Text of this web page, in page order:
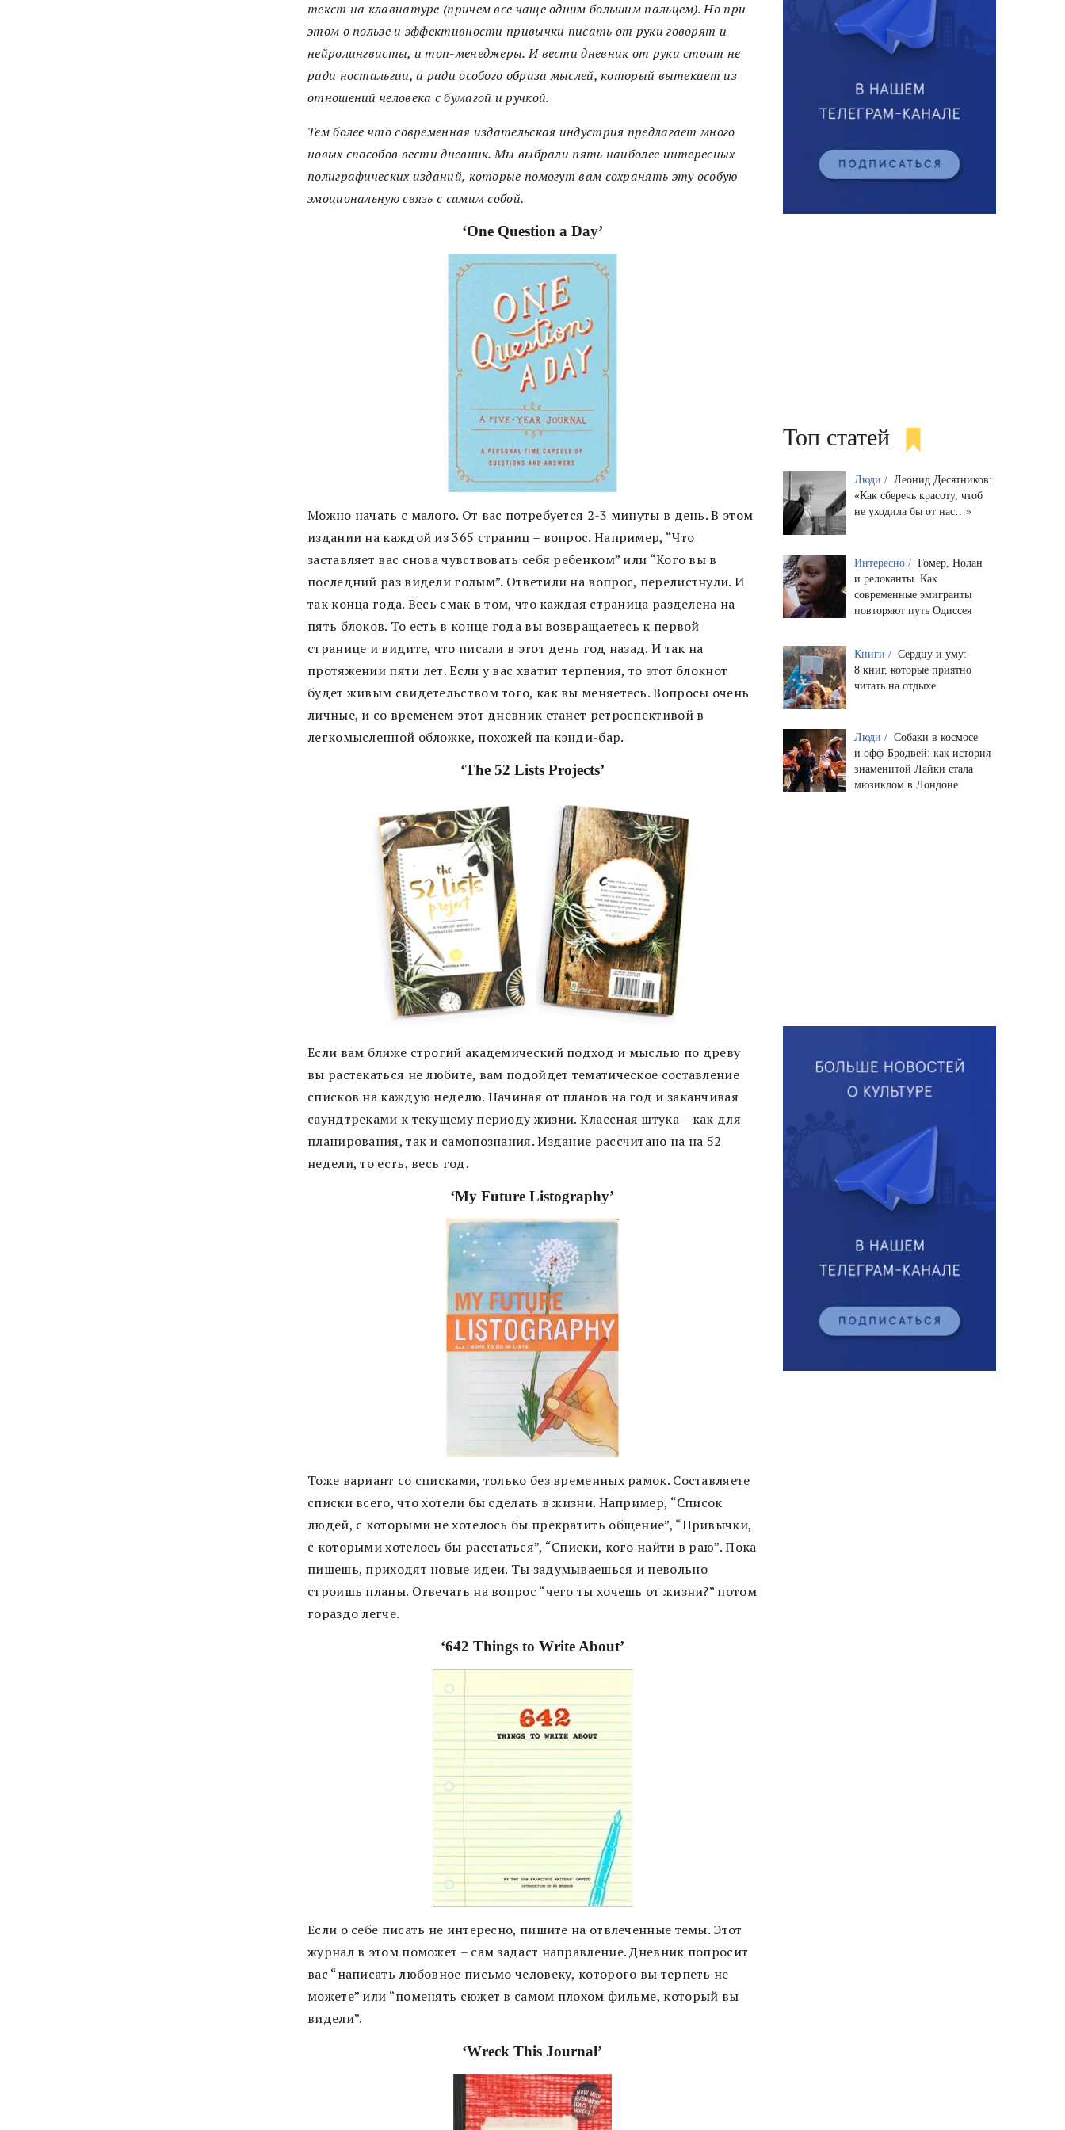
текст на клавиатуре (причем все чаще одним большим пальцем). Но при
этом о пользе и эффективности привычки писать от руки говорят и
нейролингвисты, и топ-менеджеры. И вести дневник от руки стоит не
ради ностальгии, а ради особого образа мыслей, который вытекает из
отношений человека с бумагой и ручкой.
Тем более что современная издательская индустрия предлагает много
новых способов вести дневник. Мы выбрали пять наиболее интересных
полиграфических изданий, которые помогут вам сохранять эту особую
эмоциональную связь с самим собой.
‘One Question a Day’
Можно начать с малого. От вас потребуется 2-3 минуты в день. В этом
издании на каждой из 365 страниц – вопрос. Например, “Что
заставляет вас снова чувствовать себя ребенком” или “Кого вы в
последний раз видели голым”. Ответили на вопрос, перелистнули. И
так конца года. Весь смак в том, что каждая страница разделена на
пять блоков. То есть в конце года вы возвращаетесь к первой
странице и видите, что писали в этот день год назад. И так на
протяжении пяти лет. Если у вас хватит терпения, то этот блокнот
будет живым свидетельством того, как вы меняетесь. Вопросы очень
личные, и со временем этот дневник станет ретроспективой в
легкомысленной обложке, похожей на кэнди-бар.
‘The 52 Lists Projects’
Если вам ближе строгий академический подход и мыслью по древу
вы растекаться не любите, вам подойдет тематическое составление
списков на каждую неделю. Начиная от планов на год и заканчивая
саундтреками к текущему периоду жизни. Классная штука – как для
планирования, так и самопознания. Издание рассчитано на на 52
недели, то есть, весь год.
‘My Future Listography’
Тоже вариант со списками, только без временных рамок. Составляете
списки всего, что хотели бы сделать в жизни. Например, “Список
людей, с которыми не хотелось бы прекратить общение”, “Привычки,
с которыми хотелось бы расстаться”, “Списки, кого найти в раю”. Пока
пишешь, приходят новые идеи. Ты задумываешься и невольно
строишь планы. Отвечать на вопрос “чего ты хочешь от жизни?” потом
гораздо легче.
‘642 Things to Write About’
Если о себе писать не интересно, пишите на отвлеченные темы. Этот
журнал в этом поможет – сам задаст направление. Дневник попросит
вас “написать любовное письмо человеку, которого вы терпеть не
можете” или “поменять сюжет в самом плохом фильме, который вы
видели”.
‘Wreck This Journal’
Топ статей
Люди / Леонид Десятников:
«Как сберечь красоту, чтоб
не уходила бы от нас…»
Интересно / Гомер, Нолан
и релоканты. Как
современные эмигранты
повторяют путь Одиссея
Книги / Сердцу и уму:
8 книг, которые приятно
читать на отдыхе
Люди / Собаки в космосе
и офф-Бродвей: как история
знаменитой Лайки стала
мюзиклом в Лондоне